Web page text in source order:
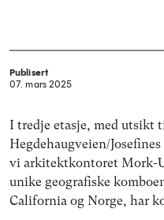
Publisert
07. mars 2025
I tredje etasje, med utsikt
Hegdehaugveien/
vi arkitektkontoret Mork-
unike geografiske
California og Norge, har